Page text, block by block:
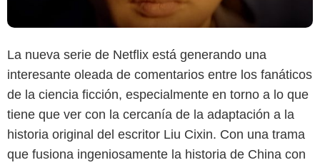
La nueva serie de Netflix está generando una
interesante oleada de comentarios entre los fanáticos
de la ciencia ficción, especialmente en torno a lo que
tiene que ver con la cercanía de la adaptación a la
historia original del escritor Liu Cixin. Con una trama
que fusiona ingeniosamente la historia de China con